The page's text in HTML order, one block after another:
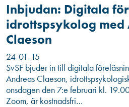
Inbjudan: Digitala
idrottspsykolog med
Claeson
24-01-15
SvSF bjuder in till digitala
Andreas Claeson,
onsdagen den 7:e februari kl.
Zoom, är kostnadsfri…